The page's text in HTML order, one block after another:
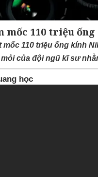
mốc 110 triệu
110 triệu ống kính
của đội ngũ kĩ sư
học